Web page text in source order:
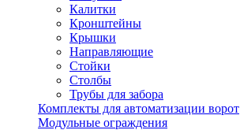
Калитки
Кронштейны
Крышки
Направляющие
Стойки
Столбы
Трубы для забора
Комплекты для автоматизации ворот
Модульные ограждения